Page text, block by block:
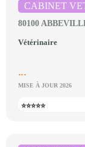
CABINET
80100
Vétérinaire
...
MISE À JOUR 2026
⭐⭐⭐⭐⭐